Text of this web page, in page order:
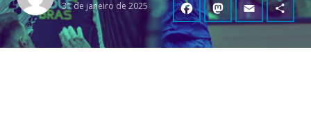
31 de janeiro de 2025